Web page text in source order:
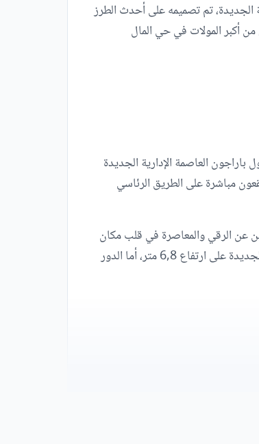
الجديدة، تم تصميمه على أحدث الطرز
من 500 مليون جنيه مصري، ليكون براجون من أكبر المولات في حي المال
باراجون العاصمة الإدارية الجديدة
مداخل رئيسية، المدخل الأول والثاني يقعون مباشرة على الطريق الرئاسي
عن الرقي والمعاصرة في قلب مكان
واحد، حيث استعانت الشركة المطورة بالمهندسين والمعماريين أصحاب الخبرات الطويلة، وجاء الدور الأرضي في مول باراجون العاصمة الجديدة على ارتفاع 6,8 متر، أما الدور
الهامة.